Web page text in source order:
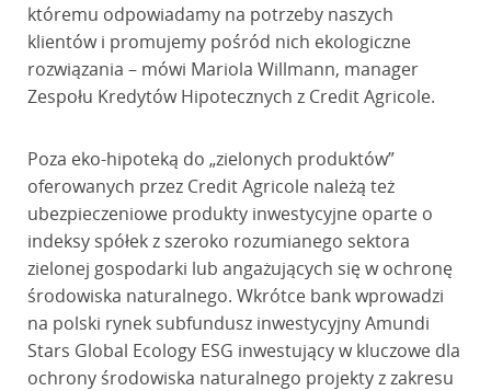
któremu odpowiadamy na potrzeby naszych
klientów i promujemy pośród nich ekologiczne
rozwiązania – mówi Mariola Willmann, manager
Zespołu Kredytów Hipotecznych z Credit Agricole.
Poza eko-hipoteką do „zielonych produktów”
oferowanych przez Credit Agricole należą też
ubezpieczeniowe produkty inwestycyjne oparte o
indeksy spółek z szeroko rozumianego sektora
zielonej gospodarki lub angażujących się w ochronę
środowiska naturalnego. Wkrótce bank wprowadzi
na polski rynek subfundusz inwestycyjny Amundi
Stars Global Ecology ESG inwestujący w kluczowe dla
ochrony środowiska naturalnego projekty z zakresu